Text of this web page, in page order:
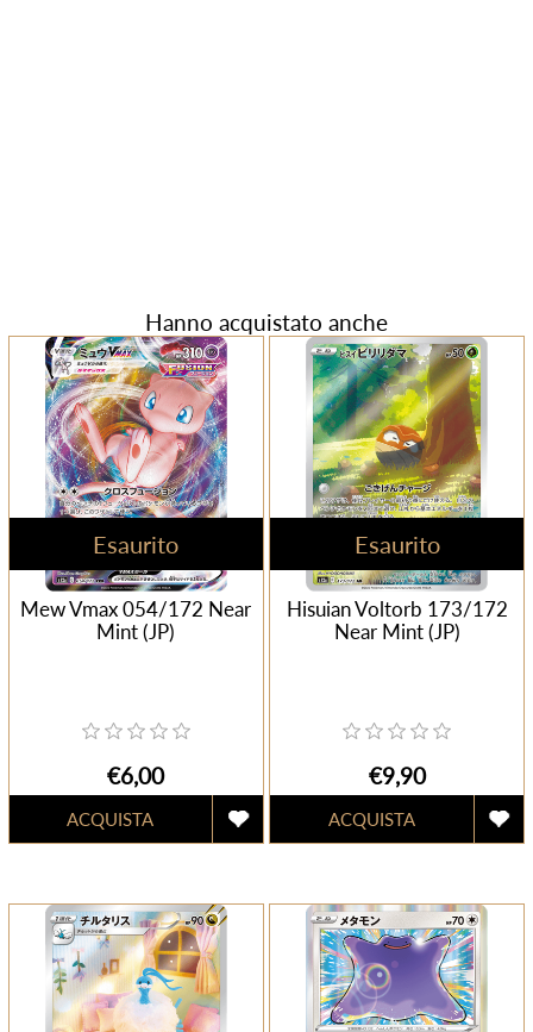
Hanno acquistato anche
Esaurito
Mew Vmax 054/172 Near
Mint (JP)
€6,00
Esaurito
Hisuian Voltorb 173/172
Near Mint (JP)
€9,90